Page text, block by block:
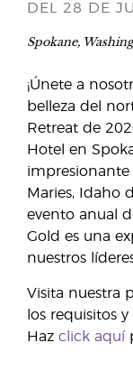
DEL 28 DE
Spokane,
¡Únete a
belleza del
Retreat de
Hotel en
impresionante
Maries, Idaho
evento anual
Gold es una
nuestros
Visita nuestra
los requisitos y
Haz click aquí